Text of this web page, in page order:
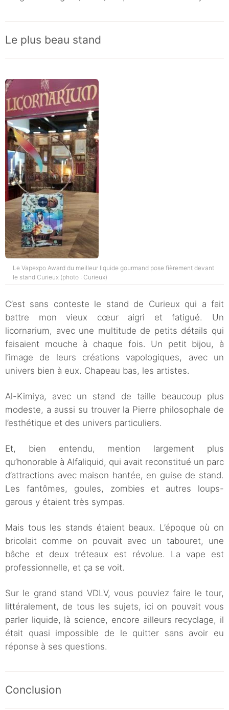
Le plus beau stand
Le Vapexpo Award du meilleur liquide gourmand pose fièrement devant
le stand Curieux (photo : Curieux)
C’est sans conteste le stand de Curieux qui a fait
battre mon vieux cœur aigri et fatigué. Un
licornarium, avec une multitude de petits détails qui
faisaient mouche à chaque fois. Un petit bijou, à
l’image de leurs créations vapologiques, avec un
univers bien à eux. Chapeau bas, les artistes.
Al-Kimiya, avec un stand de taille beaucoup plus
modeste, a aussi su trouver la Pierre philosophale de
l’esthétique et des univers particuliers.
Et, bien entendu, mention largement plus
qu’honorable à Alfaliquid, qui avait reconstitué un parc
d’attractions avec maison hantée, en guise de stand.
Les fantômes, goules, zombies et autres loups-
garous y étaient très sympas.
Mais tous les stands étaient beaux. L’époque où on
bricolait comme on pouvait avec un tabouret, une
bâche et deux tréteaux est révolue. La vape est
professionnelle, et ça se voit.
Sur le grand stand VDLV, vous pouviez faire le tour,
littéralement, de tous les sujets, ici on pouvait vous
parler liquide, là science, encore ailleurs recyclage, il
était quasi impossible de le quitter sans avoir eu
réponse à ses questions.
Conclusion